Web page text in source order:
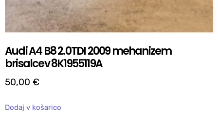
Audi A4 B8 2.0TDI 2009 mehanizem
brisalcev 8K1955119A
50,00 €
Dodaj v košarico